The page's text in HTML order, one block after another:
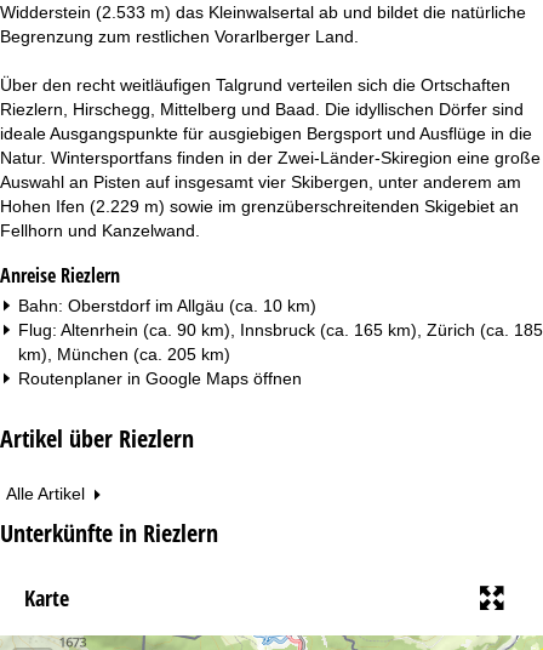
Widderstein (2.533 m) das Kleinwalsertal ab und bildet die natürliche
Begrenzung zum restlichen Vorarlberger Land.
Über den recht weitläufigen Talgrund verteilen sich die Ortschaften
Riezlern, Hirschegg, Mittelberg und Baad. Die idyllischen Dörfer sind
ideale Ausgangspunkte für ausgiebigen Bergsport und Ausflüge in die
Natur. Wintersportfans finden in der Zwei-Länder-Skiregion eine große
Auswahl an Pisten auf insgesamt vier Skibergen, unter anderem am
Hohen Ifen (2.229 m) sowie im grenzüberschreitenden Skigebiet an
Fellhorn und Kanzelwand.
Anreise Riezlern
Bahn: Oberstdorf im Allgäu (ca. 10 km)
Flug: Altenrhein (ca. 90 km), Innsbruck (ca. 165 km), Zürich (ca. 185
km), München (ca. 205 km)
Routenplaner in Google Maps öffnen
Artikel über Riezlern
Alle Artikel
Unterkünfte in Riezlern
Karte